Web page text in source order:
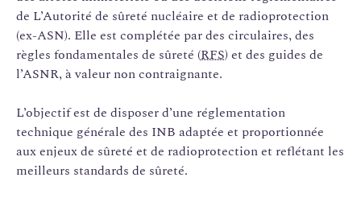
de L’Autorité de sûreté nucléaire et de radioprotection
(ex-ASN). Elle est complétée par des circulaires, des
règles fondamentales de sûreté (RFS) et des guides de
l’ASNR, à valeur non contraignante.
L’objectif est de disposer d’une réglementation
technique générale des INB adaptée et proportionnée
aux enjeux de sûreté et de radioprotection et reflétant les
meilleurs standards de sûreté.